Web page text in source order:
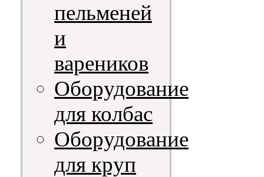
пельменей
и
вареников
Оборудование
для колбас
Оборудование
для круп